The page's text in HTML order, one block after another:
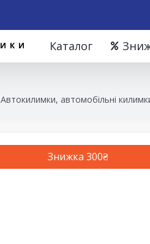
Каталог
Автокилимки, автомобільні
Знижка 300₴